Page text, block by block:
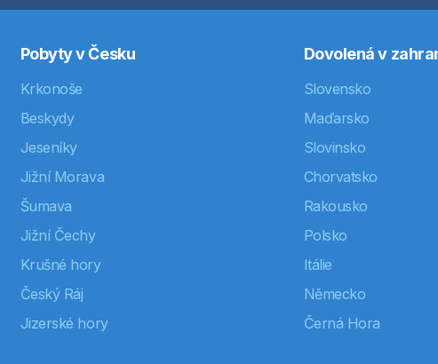
Pobyty v Česku
Krkonoše
Beskydy
Jeseníky
Jižní Morava
Šumava
Jižní Čechy
Krušné hory
Český Ráj
Jizerské hory
Dovolená v
Slovensko
Maďarsko
Slovinsko
Chorvatsko
Rakousko
Polsko
Itálie
Německo
Černá Hora